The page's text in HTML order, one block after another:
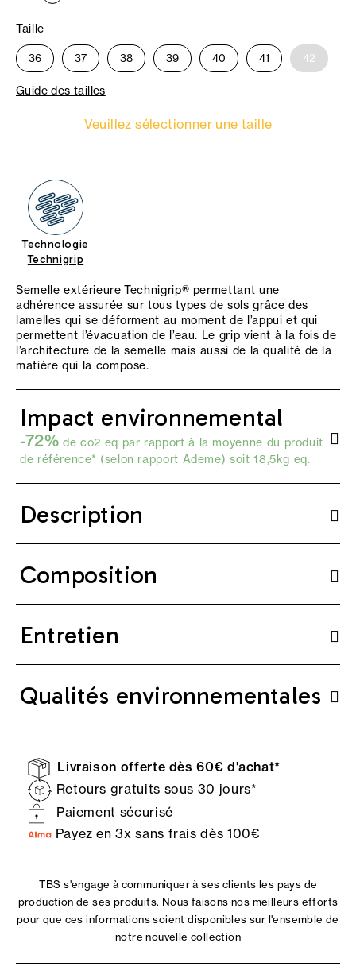
Taille
36 37 38 39 40 41 42
Guide des tailles
Veuillez sélectionner une taille
Technologie
Technigrip
Semelle extérieure Technigrip® permettant une
adhérence assurée sur tous types de sols grâce des
lamelles qui se déforment au moment de l’appui et qui
permettent l’évacuation de l’eau. Le grip vient à la fois de
l’architecture de la semelle mais aussi de la qualité de la
matière qui la compose.
Impact environnemental
-72% de co2 eq par rapport à la moyenne du produit
de référence* (selon rapport Ademe) soit 18,5kg eq.
Description
Composition
Entretien
Qualités environnementales
Livraison offerte dès 60€ d'achat*
Retours gratuits sous 30 jours*
Paiement sécurisé
Payez en 3x sans frais dès 100€
TBS s'engage à communiquer à ses clients les pays de
production de ses produits. Nous faisons nos meilleurs efforts
pour que ces informations soient disponibles sur l'ensemble de
notre nouvelle collection